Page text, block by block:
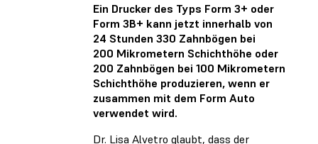
Ein Drucker des Typs Form 3+ oder
Form 3B+ kann jetzt innerhalb von
24 Stunden 330 Zahnbögen bei
200 Mikrometern Schichthöhe oder
200 Zahnbögen bei 100 Mikrometern
Schichthöhe produzieren, wenn er
zusammen mit dem Form Auto
verwendet wird.
Dr. Lisa Alvetro glaubt, dass der